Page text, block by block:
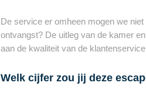
De service er omheen mogen we
ontvangst? De uitleg van de kamer
aan de kwaliteit van de
Welk cijfer zou jij deze